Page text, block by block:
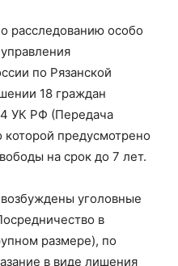
расследованию особо
по Рязанской
18 граждан
УК РФ (Передача
предусмотрено
на срок до 7 лет.
уголовные
в
размере), по
в виде лишения